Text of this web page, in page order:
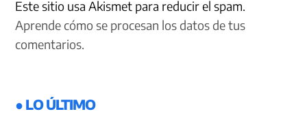
Este sitio usa Akismet para reducir el spam.
Aprende cómo se procesan los datos de tus
comentarios.
● LO ÚLTIMO